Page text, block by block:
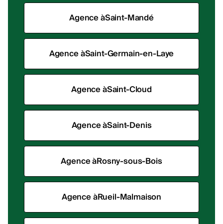
Agence àSaint-Mandé
Agence àSaint-Germain-en-Laye
Agence àSaint-Cloud
Agence àSaint-Denis
Agence àRosny-sous-Bois
Agence àRueil-Malmaison